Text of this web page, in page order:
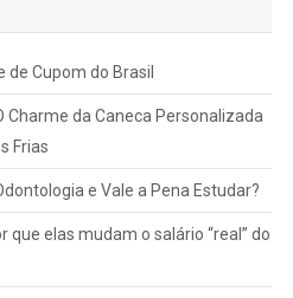
de Cupom do Brasil
Charme da Caneca Personalizada
Frias
e Vale a Pena Estudar?
que elas mudam o salário “real” do